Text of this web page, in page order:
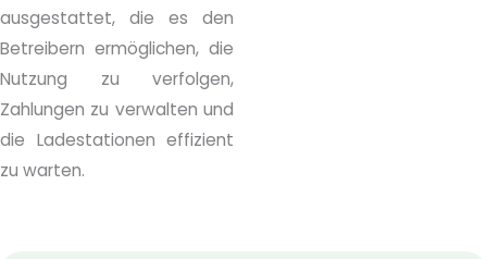
ausgestattet, die es den
Betreibern ermöglichen, die
Nutzung zu verfolgen,
Zahlungen zu verwalten und
die Ladestationen effizient
zu warten.